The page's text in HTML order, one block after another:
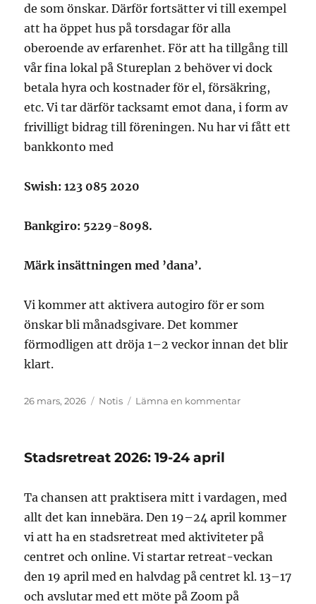
de som önskar. Därför fortsätter vi till exempel
att ha öppet hus på torsdagar för alla
oberoende av erfarenhet. För att ha tillgång till
vår fina lokal på Stureplan 2 behöver vi dock
betala hyra och kostnader för el, försäkring,
etc. Vi tar därför tacksamt emot dana, i form av
frivilligt bidrag till föreningen. Nu har vi fått ett
bankkonto med
Swish: 123 085 2020
Bankgiro: 5229-8098.
Märk insättningen med ’dana’.
Vi kommer att aktivera autogiro för er som
önskar bli månadsgivare. Det kommer
förmodligen att dröja 1–2 veckor innan det blir
klart.
Publicerat
26 mars, 2026 Format
Notis Lämna en kommentartill
Stadsretreat 2026: 19-24 april
Ta chansen att praktisera mitt i vardagen, med
allt det kan innebära. Den 19–24 april kommer
vi att ha en stadsretreat med aktiviteter på
centret och online. Vi startar retreat-veckan
den 19 april med en halvdag på centret kl. 13–17
och avslutar med ett möte på Zoom på